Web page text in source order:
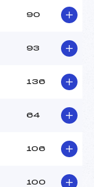
90
93
136
64
106
100